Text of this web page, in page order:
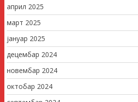
април 2025
март 2025
јануар 2025
децембар 2024
новембар 2024
октобар 2024